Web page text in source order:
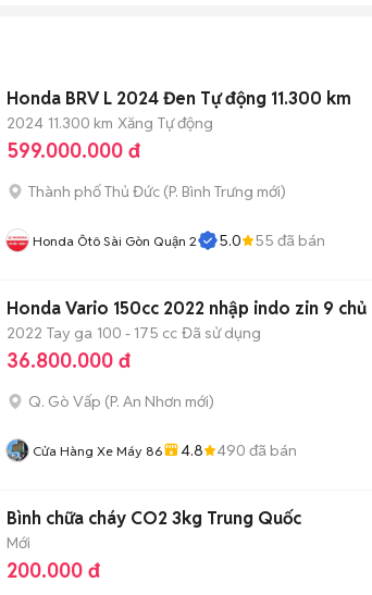
Honda BRV L 2024 Đen Tự động 11.300 km
2024 11.300 km Xăng Tự động
599.000.000 đ
Thành phố Thủ Đức (P. Bình Trưng mới)
Honda Ôtô Sài Gòn Quận 2 5.0 55 đã bán
Honda Vario 150cc 2022 nhập indo zin 9 chủ
2022 Tay ga 100 - 175 cc Đã sử dụng
36.800.000 đ
Q. Gò Vấp (P. An Nhơn mới)
Cửa Hàng Xe Máy 86 4.8 490 đã bán
Bình chữa cháy CO2 3kg Trung Quốc
Mới
200.000 đ